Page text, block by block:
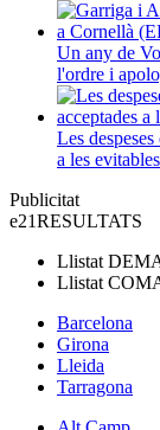
Un any de
l'ordre i
Les
a les evitables
Publicitat
e21RESULTATS
Llistat
Llistat
Barcelona
Girona
Lleida
Tarragona